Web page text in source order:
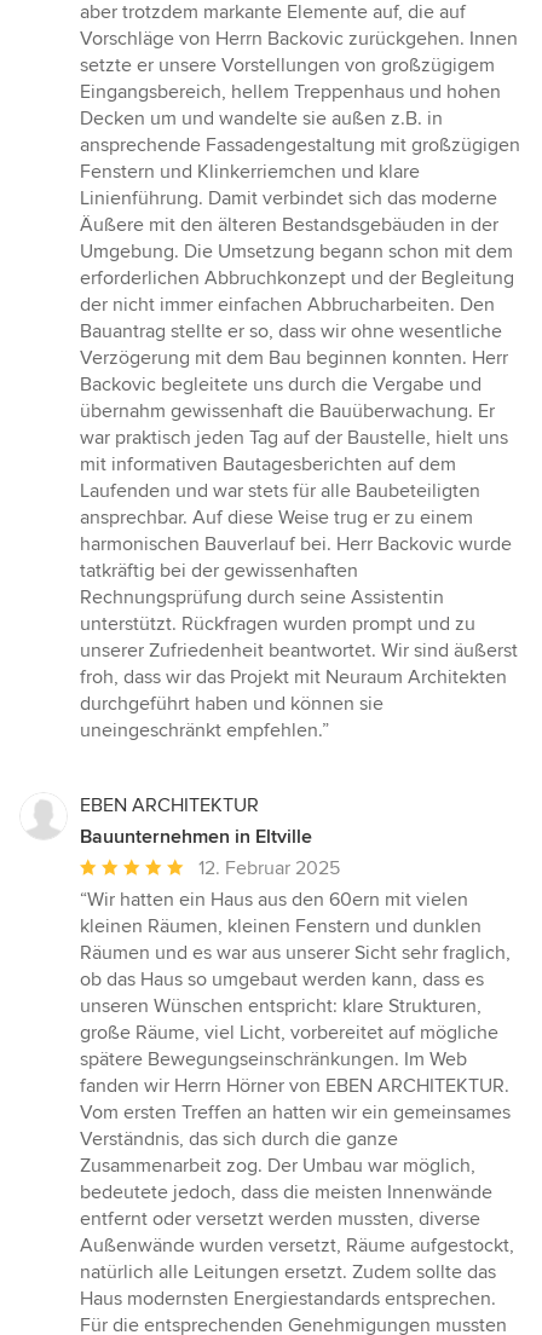
aber trotzdem markante Elemente auf, die auf
Vorschläge von Herrn Backovic zurückgehen. Innen
setzte er unsere Vorstellungen von großzügigem
Eingangsbereich, hellem Treppenhaus und hohen
Decken um und wandelte sie außen z.B. in
ansprechende Fassadengestaltung mit großzügigen
Fenstern und Klinkerriemchen und klare
Linienführung. Damit verbindet sich das moderne
Äußere mit den älteren Bestandsgebäuden in der
Umgebung. Die Umsetzung begann schon mit dem
erforderlichen Abbruchkonzept und der Begleitung
der nicht immer einfachen Abbrucharbeiten. Den
Bauantrag stellte er so, dass wir ohne wesentliche
Verzögerung mit dem Bau beginnen konnten. Herr
Backovic begleitete uns durch die Vergabe und
übernahm gewissenhaft die Bauüberwachung. Er
war praktisch jeden Tag auf der Baustelle, hielt uns
mit informativen Bautagesberichten auf dem
Laufenden und war stets für alle Baubeteiligten
ansprechbar. Auf diese Weise trug er zu einem
harmonischen Bauverlauf bei. Herr Backovic wurde
tatkräftig bei der gewissenhaften
Rechnungsprüfung durch seine Assistentin
unterstützt. Rückfragen wurden prompt und zu
unserer Zufriedenheit beantwortet. Wir sind äußerst
froh, dass wir das Projekt mit Neuraum Architekten
durchgeführt haben und können sie
uneingeschränkt empfehlen.”
EBEN ARCHITEKTUR
Bauunternehmen in Eltville
Durchschnittliche
Bewertung:
5
von
5
Sternen
12. Februar 2025
“Wir hatten ein Haus aus den 60ern mit vielen
kleinen Räumen, kleinen Fenstern und dunklen
Räumen und es war aus unserer Sicht sehr fraglich,
ob das Haus so umgebaut werden kann, dass es
unseren Wünschen entspricht: klare Strukturen,
große Räume, viel Licht, vorbereitet auf mögliche
spätere Bewegungseinschränkungen. Im Web
fanden wir Herrn Hörner von EBEN ARCHITEKTUR.
Vom ersten Treffen an hatten wir ein gemeinsames
Verständnis, das sich durch die ganze
Zusammenarbeit zog. Der Umbau war möglich,
bedeutete jedoch, dass die meisten Innenwände
entfernt oder versetzt werden mussten, diverse
Außenwände wurden versetzt, Räume aufgestockt,
natürlich alle Leitungen ersetzt. Zudem sollte das
Haus modernsten Energiestandards entsprechen.
Für die entsprechenden Genehmigungen mussten